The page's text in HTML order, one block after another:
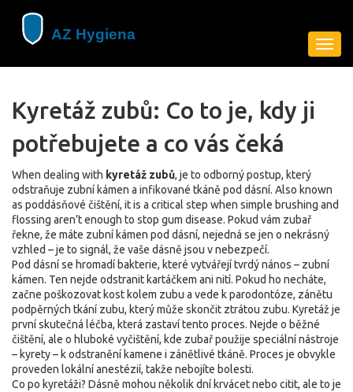
Kyretáž zubů: Co to je, kdy ji
potřebujete a co vás čeká
When dealing with kyretáž zubů, je to odborný postup, který
odstraňuje zubní kámen a infikované tkáně pod dásní. Also known
as poddásňové čištění, it is a critical step when simple brushing and
flossing aren’t enough to stop gum disease. Pokud vám zubař
řekne, že máte zubní kámen pod dásní, nejedná se jen o nekrásný
vzhled – je to signál, že vaše dásně jsou v nebezpečí.
Pod dásní se hromadí bakterie, které vytvářejí tvrdý nános – zubní
kámen. Ten nejde odstranit kartáčkem ani nití. Pokud ho necháte,
začne poškozovat kost kolem zubu a vede kparodontóze, zánětu
podpěrných tkání zubu, který může skončit ztrátou zubu. Kyretáž je
první skutečná léčba, která zastaví tento proces. Nejde o běžné
čištění, ale o hluboké vyčištění, kde zubař použije speciální nástroje
– kyrety – k odstranění kamene i zánětlivé tkáně. Proces je obvykle
proveden lokální anestézií, takže nebojíte bolesti.
Co po kyretáži? Dásně mohou několik dní krvácet nebo citit, ale to je